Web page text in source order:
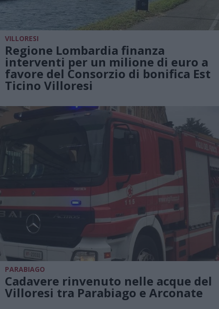
VILLORESI
Regione Lombardia finanza
interventi per un milione di euro a
favore del Consorzio di bonifica Est
Ticino Villoresi
PARABIAGO
Cadavere rinvenuto nelle acque del
Villoresi tra Parabiago e Arconate